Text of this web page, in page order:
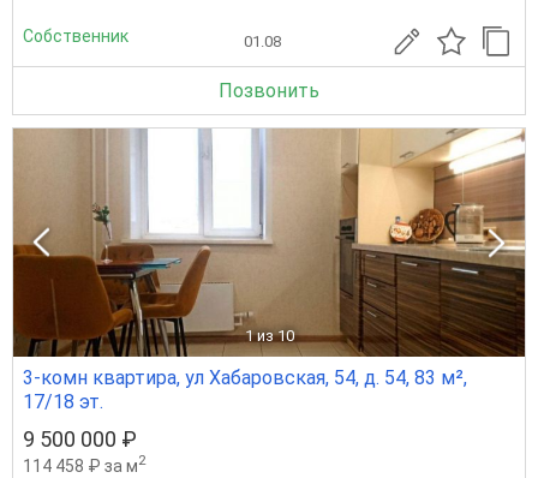
Собственник 01.08
Позвонить
1 из 10
3-комн квартира, ул Хабаровская, 54, д. 54, 83 м²,
17/18 эт.
9 500 000 ₽
114 458 ₽ за м2